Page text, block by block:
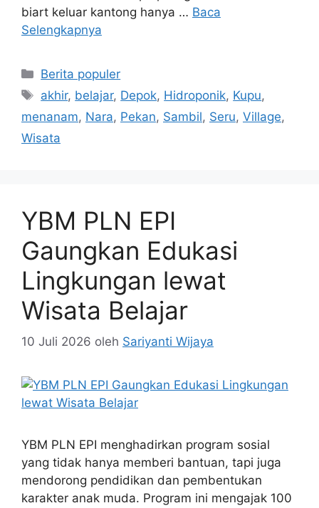
biart keluar kantong hanya … Baca
Selengkapnya
Kategori
Berita populer
Tag
akhir, belajar, Depok, Hidroponik, Kupu,
menanam, Nara, Pekan, Sambil, Seru, Village,
Wisata
YBM PLN EPI
Gaungkan Edukasi
Lingkungan lewat
Wisata Belajar
10 Juli 2026 oleh Sariyanti Wijaya
YBM PLN EPI menghadirkan program sosial
yang tidak hanya memberi bantuan, tapi juga
mendorong pendidikan dan pembentukan
karakter anak muda. Program ini mengajak 100